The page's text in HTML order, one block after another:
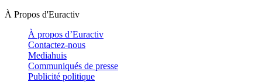
À Propos d'Euractiv
À propos d’Euractiv
Contactez-nous
Mediahuis
Communiqués de presse
Publicité politique